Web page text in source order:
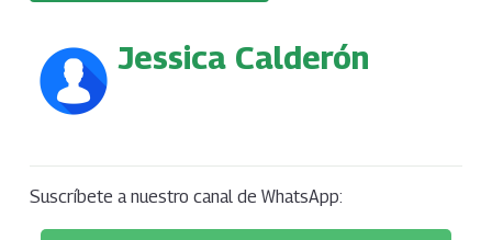
Jessica Calderón
Suscríbete a nuestro canal de WhatsApp: